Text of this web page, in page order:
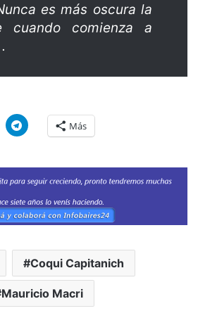
es más oscura la
cuando comienza a
Más
Coqui Capitanich
Mauricio Macri